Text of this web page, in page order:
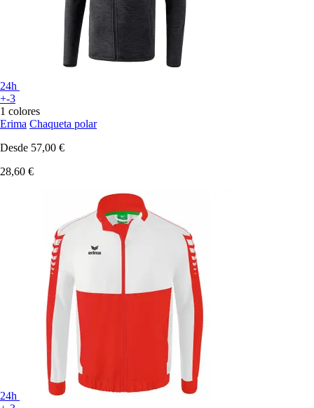
24h
+-3
1 colores
Erima Chaqueta polar
Desde 57,00 €
28,60 €
24h